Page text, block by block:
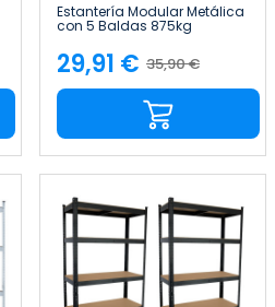
Estantería Modular Metálica
con 5 Baldas 875kg
90x40x180cm Thinia Home
Precio
base
35,90 €
Precio
29,91 €